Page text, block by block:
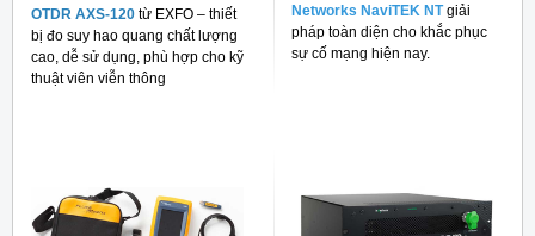
OTDR AXS-120 từ EXFO – thiết
bị đo suy hao quang chất lượng
cao, dễ sử dụng, phù hợp cho kỹ
thuật viên viễn thông
Networks NaviTEK NT giải
pháp toàn diện cho khắc phục
sự cố mạng hiện nay.